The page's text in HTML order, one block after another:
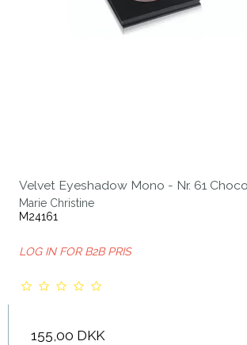
Velvet Eyeshadow Mono - Nr. 61
Marie Christine
M24161
LOG IN FOR B2B PRIS
155,00 DKK